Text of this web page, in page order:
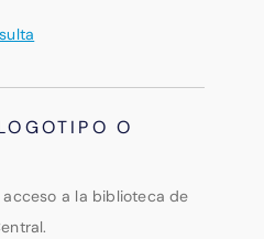
O
a la biblioteca de